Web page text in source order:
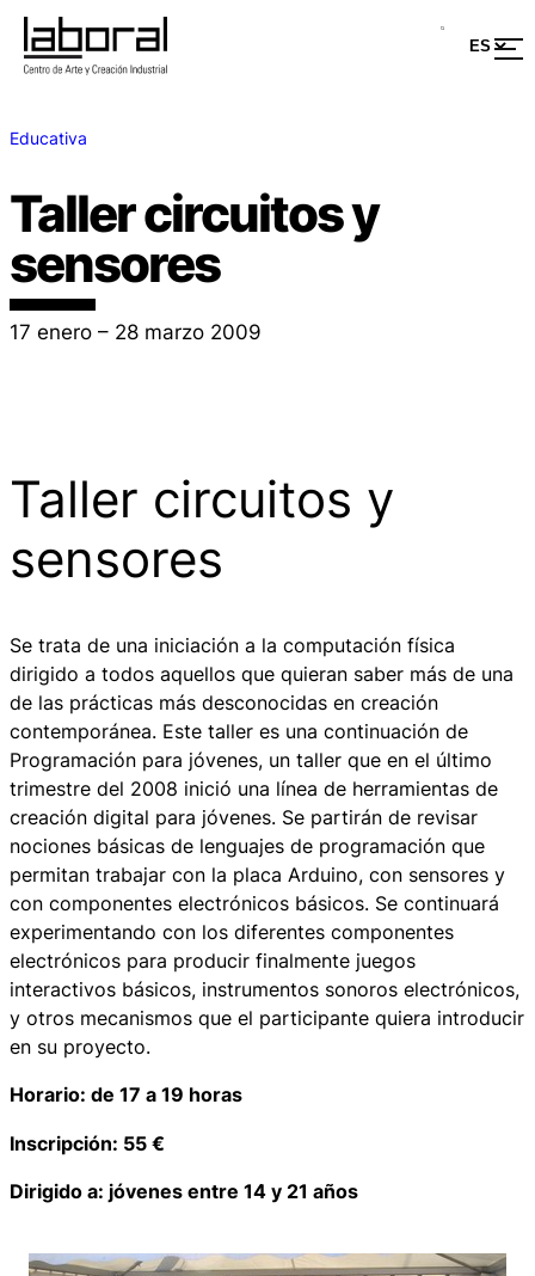
Educativa
Taller circuitos y
sensores
17 enero – 28 marzo 2009
Taller circuitos y
sensores
Se trata de una iniciación a la computación física
dirigido a todos aquellos que quieran saber más de una
de las prácticas más desconocidas en creación
contemporánea. Este taller es una continuación de
Programación para jóvenes, un taller que en el último
trimestre del 2008 inició una línea de herramientas de
creación digital para jóvenes. Se partirán de revisar
nociones básicas de lenguajes de programación que
permitan trabajar con la placa Arduino, con sensores y
con componentes electrónicos básicos. Se continuará
experimentando con los diferentes componentes
electrónicos para producir finalmente juegos
interactivos básicos, instrumentos sonoros electrónicos,
y otros mecanismos que el participante quiera introducir
en su proyecto.
Horario: de 17 a 19 horas
Inscripción: 55 €
Dirigido a: jóvenes entre 14 y 21 años